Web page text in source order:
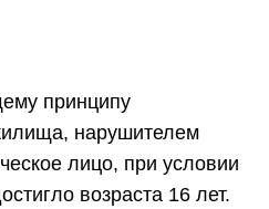
принципу
нарушителем
лицо, при условии
возраста 16 лет.